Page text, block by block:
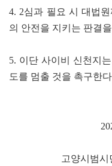
4. 2심과 필요 시 대법
의 안전을 지키는 판결
5. 이단 사이비 신천지
도를 멈출 것을 촉구한
고양시범